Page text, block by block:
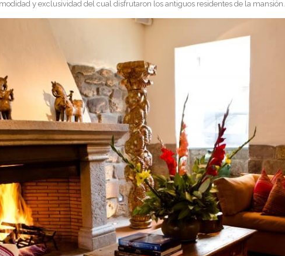
y exclusividad del cual disfrutaron los antiguos residentes de la mansión.